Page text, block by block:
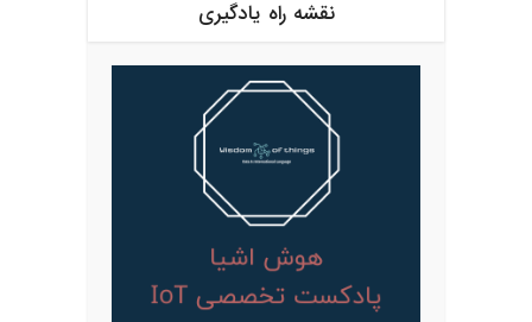
نقشه راه یادگیری